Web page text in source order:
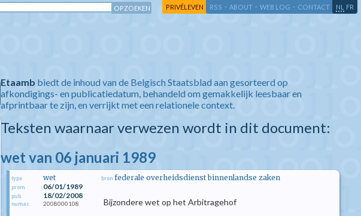
PRIVÉLEVEN RSS - ABOUT - WEB LOG - CONTACT NL FR
Etaamb biedt de inhoud van de Belgisch Staatsblad aan gesorteerd op
afkondigings- en publicatiedatum, behandeld om gemakkelijk leesbaar en
afprintbaar te zijn, en verrijkt met een relationele context.
Teksten waarnaar verwezen wordt in dit document:
wet van 06 januari 1989
type wet
prom. 06/01/1989
pub. 18/02/2008
numac 2008000108
bron federale overheidsdienst binnenlandse zaken
Bijzondere wet op het Arbitragehof